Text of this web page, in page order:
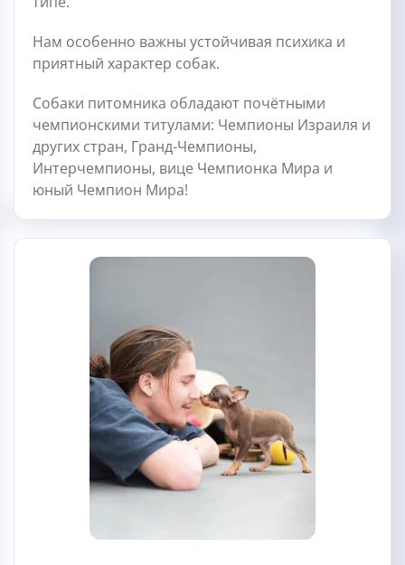
Нам особенно важны устойчивая психика и
приятный характер собак.
Собаки питомника обладают почётными
чемпионскими титулами: Чемпионы Израиля и
других стран, Гранд-Чемпионы,
Интерчемпионы, вице Чемпионка Мира и
юный Чемпион Мира!